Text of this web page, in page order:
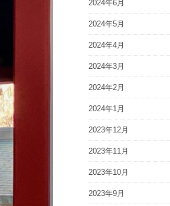
2024年6月
2024年5月
2024年4月
2024年3月
2024年2月
2024年1月
2023年12月
2023年11月
2023年10月
2023年9月